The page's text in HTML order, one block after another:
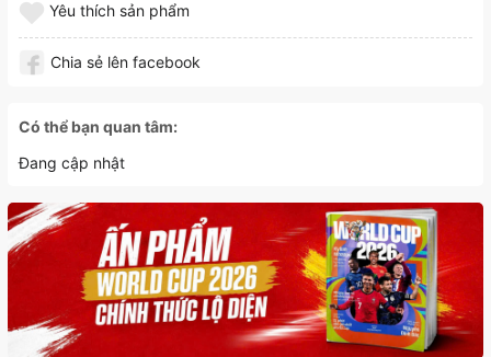
Yêu thích sản phẩm
Chia sẻ lên facebook
Có thể bạn quan tâm:
Đang cập nhật